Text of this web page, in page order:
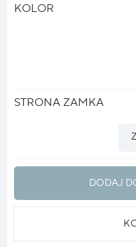
KOLOR
STRONA ZAMKA
DODAJ